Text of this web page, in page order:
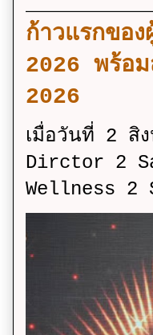
ก้าวแรกข
2026 พร้อ
2026
เมื่อวันที่ 2
Dirctor 2
Wellness 2